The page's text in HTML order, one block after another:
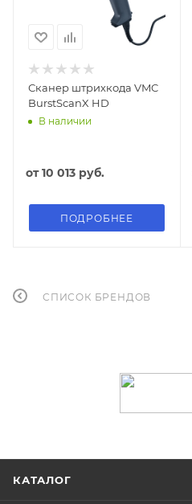
Сканер штрихкода VMC
BurstScanX HD
В наличии
от10 013 руб.
ПОДРОБНЕЕ
СПИСОК БРЕНДОВ
КАТАЛОГ